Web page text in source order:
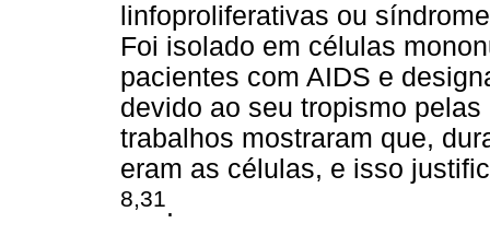
linfoproliferativas ou
Foi isolado em células
pacientes com AIDS e
devido ao seu tropismo
trabalhos mostraram que,
eram as células, e isso
8,31 .